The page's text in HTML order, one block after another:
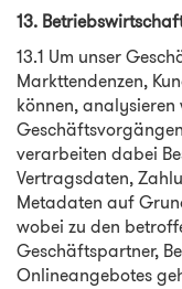
13.
13.1 Um unser
Markttendenzen,
können,
verarbeiten dabei
Vertragsdaten,
Metadaten auf
wobei zu den
Geschäftspartner,
Onlineangebotes